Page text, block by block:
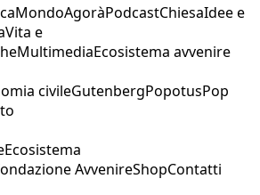
MondoAgoràPodcastChiesaIdee e
Vita e
MultimediaEcosistema avvenire
civileGutenbergPopotusPop
Ecosistema
AvvenireShopContatti